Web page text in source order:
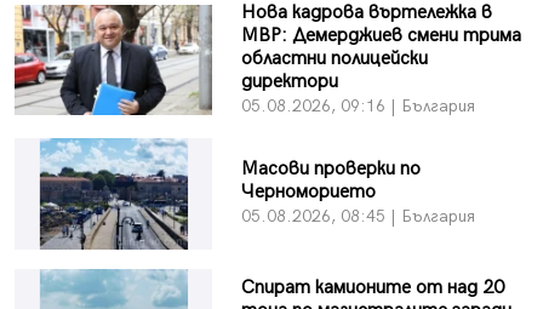
Нова кадрова въртележка в
МВР: Демерджиев смени трима
областни полицейски
директори
05.08.2026, 09:16 | България
Масови проверки по
Черноморието
05.08.2026, 08:45 | България
Спират камионите от над 20